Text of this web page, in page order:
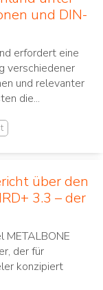
und DIN-
erfordert eine
verschiedener
und relevanter
die...
über den
3.3 – der
METALBONE
der für
konzipiert